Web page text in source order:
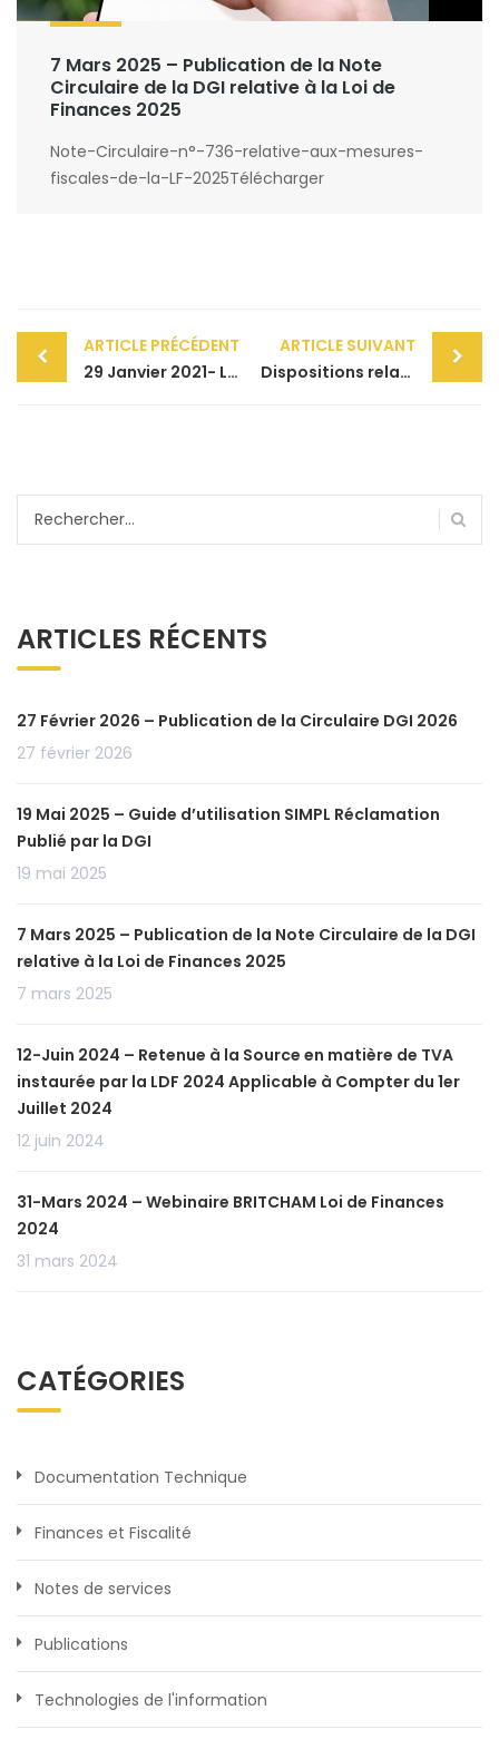
7 Mars 2025 – Publication de la Note
Circulaire de la DGI relative à la Loi de
Finances 2025
Note-Circulaire-n°-736-relative-aux-mesures-
fiscales-de-la-LF-2025Télécharger
Post
navigation
ARTICLE PRÉCÉDENT
29 Janvier 2021- Loi de finances 2021 : Traitement fiscal applicable aux avances en comptes courants d’associés en matière de droits d’enregistrement
ARTICLE SUIVANT
Dispositions relatives à la publicité au registre du commerce électronique et au dépôt des états de synthèse des sociétés par voie électronique
Rechercher :
ARTICLES RÉCENTS
27 Février 2026 – Publication de la Circulaire DGI 2026
27 février 2026
19 Mai 2025 – Guide d’utilisation SIMPL Réclamation
Publié par la DGI
19 mai 2025
7 Mars 2025 – Publication de la Note Circulaire de la DGI
relative à la Loi de Finances 2025
7 mars 2025
12-Juin 2024 – Retenue à la Source en matière de TVA
instaurée par la LDF 2024 Applicable à Compter du 1er
Juillet 2024
12 juin 2024
31-Mars 2024 – Webinaire BRITCHAM Loi de Finances
2024
31 mars 2024
CATÉGORIES
Documentation Technique
Finances et Fiscalité
Notes de services
Publications
Technologies de l'information